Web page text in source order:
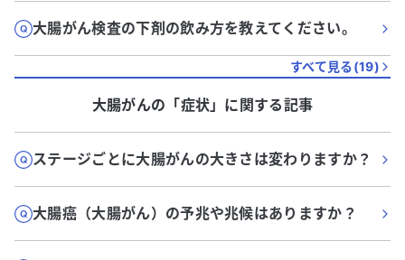
大腸がん検査の下剤の飲み方を教えてください。
すべて見る(19)
大腸がんの「症状」に関する記事
ステージごとに大腸がんの大きさは変わりますか？
大腸癌（大腸がん）の予兆や兆候はありますか？